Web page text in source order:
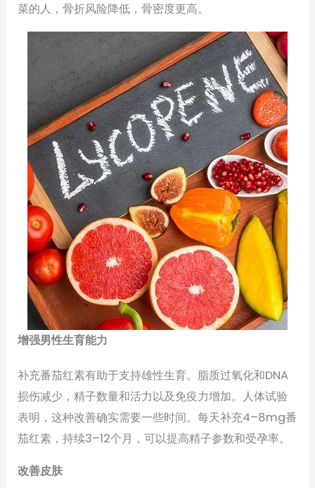
菜的人，骨折风险降低，骨密度更高。
增强男性生育能力
补充番茄红素有助于支持雄性生育。脂质过氧化和DNA
损伤减少，精子数量和活力以及免疫力增加。人体试验
表明，这种改善确实需要一些时间。每天补充4–8mg番
茄红素，持续3–12个月，可以提高精子参数和受孕率。
改善皮肤